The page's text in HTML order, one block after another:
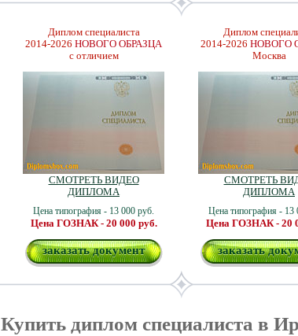
Диплом специалиста
2014-2026 НОВОГО ОБРАЗЦА
с отличием
СМОТРЕТЬ ВИДЕО
ДИПЛОМА
Цена типография - 13 000 руб.
Цена ГОЗНАК - 20 000 руб.
заказать документ
Диплом
2014-2026 НОВОГО
Москва
СМОТРЕТЬ
ДИПЛОМА
Цена типография - 13
Цена ГОЗНАК - 20
заказать
Купить диплом специалиста в